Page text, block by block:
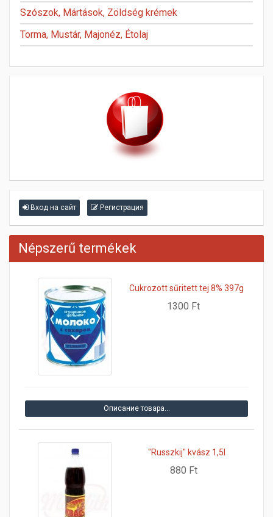
Szószok, Mártások, Zöldség krémek
Torma, Mustár, Majonéz, Étolaj
Вход на сайт Регистрация
Népszerű termékek
Cukrozott sűritett tej 8% 397g
1300 Ft
Описание товара…
"Russzkij" kvász 1,5l
880 Ft